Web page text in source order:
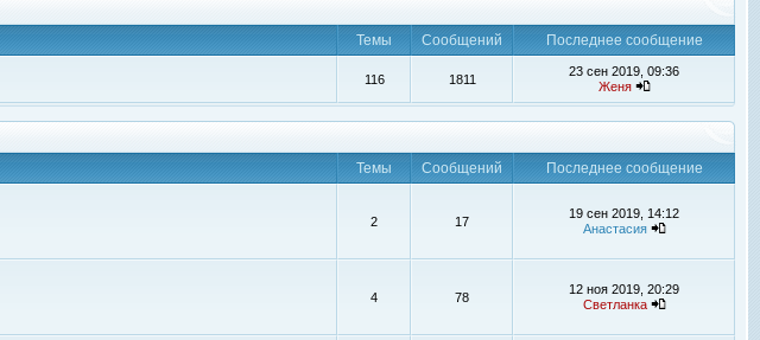
Темы Сообщений
Последнее сообщение
116 1811
23 сен 2019, 09:36
Женя
Темы Сообщений
Последнее сообщение
2 17
19 сен 2019, 14:12
Анастасия
4 78
12 ноя 2019, 20:29
Светланка